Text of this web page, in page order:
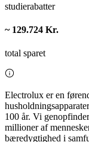
studierabatter
~ 129.724 Kr.
total sparet
Electrolux er en
100 år. Vi
millioner af
bæredygtighed i